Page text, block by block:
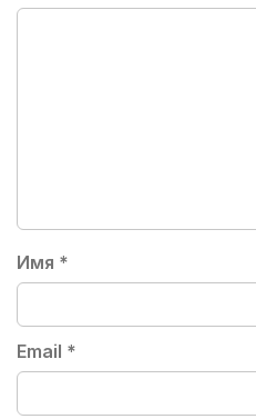
Имя *
Email *